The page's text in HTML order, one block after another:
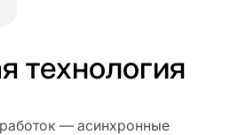
технология
— асинхронные